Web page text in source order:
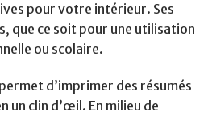
pour votre intérieur. Ses
que ce soit pour une utilisation
ou scolaire.
d’imprimer des résumés
un clin d’œil. En milieu de